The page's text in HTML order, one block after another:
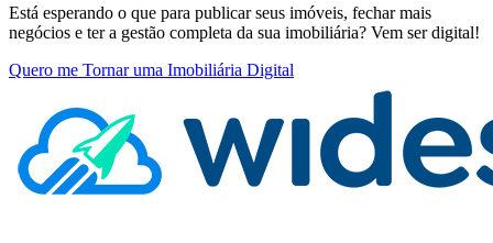
Está esperando o que para publicar seus imóveis, fechar mais
negócios e ter a gestão completa da sua imobiliária? Vem ser digital!
Quero me Tornar uma Imobiliária Digital